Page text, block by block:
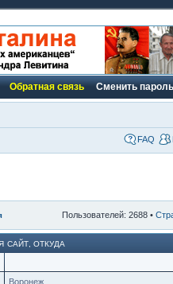
Обратная связь Сменить пароль
FAQ
Пользователей: 2688 •
САЙТ ОТКУДА
Воронеж